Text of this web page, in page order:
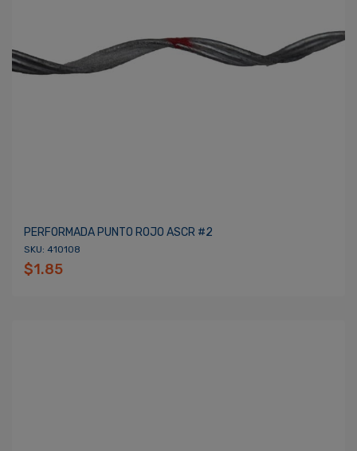
PERFORMADA PUNTO ROJO ASCR #2
SKU: 410108
$1.85